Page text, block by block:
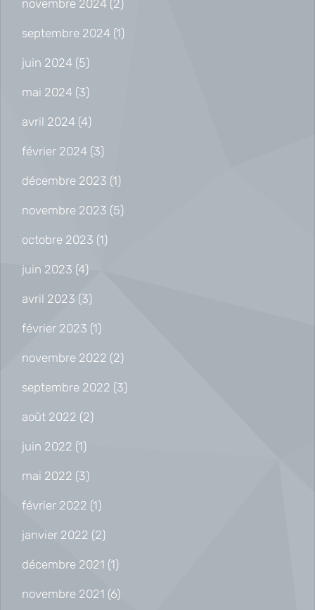
novembre 2024 (2)
septembre 2024 (1)
juin 2024 (5)
mai 2024 (3)
avril 2024 (4)
février 2024 (3)
décembre 2023 (1)
novembre 2023 (5)
octobre 2023 (1)
juin 2023 (4)
avril 2023 (3)
février 2023 (1)
novembre 2022 (2)
septembre 2022 (3)
août 2022 (2)
juin 2022 (1)
mai 2022 (3)
février 2022 (1)
janvier 2022 (2)
décembre 2021 (1)
novembre 2021 (6)